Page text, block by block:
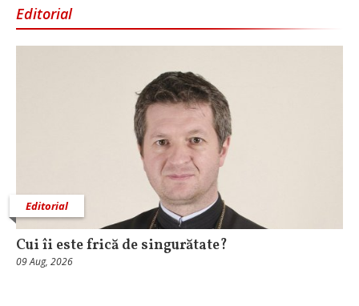
Editorial
Editorial
Cui îi este frică de singurătate?
09 Aug, 2026